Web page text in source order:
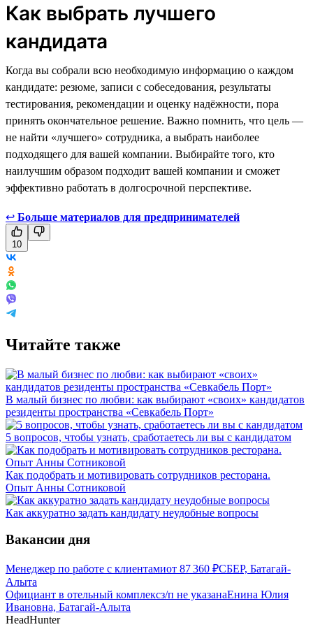
Как выбрать лучшего
кандидата
Когда вы собрали всю необходимую информацию о каждом
кандидате: резюме, записи с собеседования, результаты
тестирования, рекомендации и оценку надёжности, пора
принять окончательное решение. Важно помнить, что цель —
не найти «лучшего» сотрудника, а выбрать наиболее
подходящего для вашей компании. Выбирайте того, кто
наилучшим образом подходит вашей компании и сможет
эффективно работать в долгосрочной перспективе.
↩ Больше материалов для предпринимателей
10
Читайте также
В малый бизнес по любви: как выбирают «своих» кандидатов
резиденты пространства «Севкабель Порт»
5 вопросов, чтобы узнать, сработаетесь ли вы с кандидатом
Как подобрать и мотивировать сотрудников ресторана.
Опыт Анны Сотниковой
Как аккуратно задать кандидату неудобные вопросы
Вакансии дня
Менеджер по работе с клиентамиот 87 360 ₽СБЕР, Батагай-
Алыта
Официант в отельный комплексз/п не указанаЕнина Юлия
Ивановна, Батагай-Алыта
HeadHunter